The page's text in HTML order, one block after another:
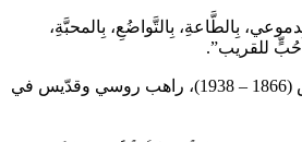
بِالطَّاعةِ، بِالتَّواضُعِ، بِالمحبَّةِ،
حُبٍّ للقريب”.
التواضع والقديس سِلوانُس (1866 – 1938)، راهب روسي وقدّيس في